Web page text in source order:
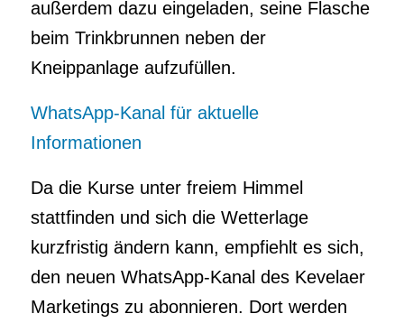
außerdem dazu eingeladen, seine Flasche
beim Trinkbrunnen neben der
Kneippanlage aufzufüllen.
WhatsApp-Kanal für aktuelle
Informationen
Da die Kurse unter freiem Himmel
stattfinden und sich die Wetterlage
kurzfristig ändern kann, empfiehlt es sich,
den neuen WhatsApp-Kanal des Kevelaer
Marketings zu abonnieren. Dort werden